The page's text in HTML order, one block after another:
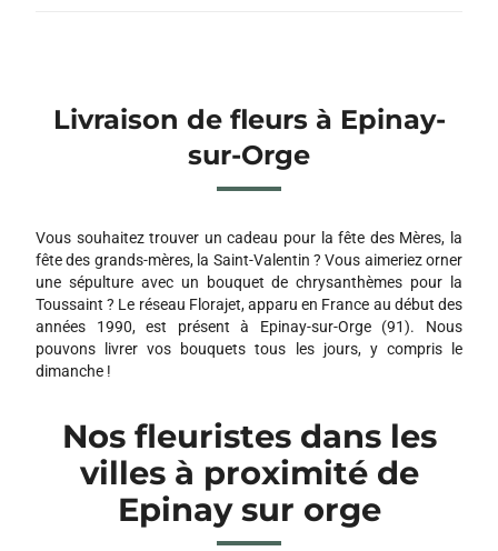
Livraison de fleurs à Epinay-
sur-Orge
Vous souhaitez trouver un cadeau pour la fête des Mères, la
fête des grands-mères, la Saint-Valentin ? Vous aimeriez orner
une sépulture avec un bouquet de chrysanthèmes pour la
Toussaint ? Le réseau Florajet, apparu en France au début des
années 1990, est présent à Epinay-sur-Orge (91). Nous
pouvons livrer vos bouquets tous les jours, y compris le
dimanche !
Nos fleuristes dans les
villes à proximité de
Epinay sur orge